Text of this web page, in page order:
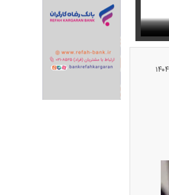
جوراب‌های شهباز شریف خبرساز شد